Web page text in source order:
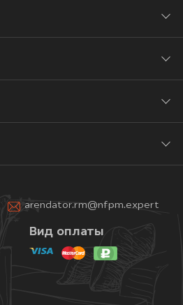
arendator.rm@nfpm.expert
Вид оплаты